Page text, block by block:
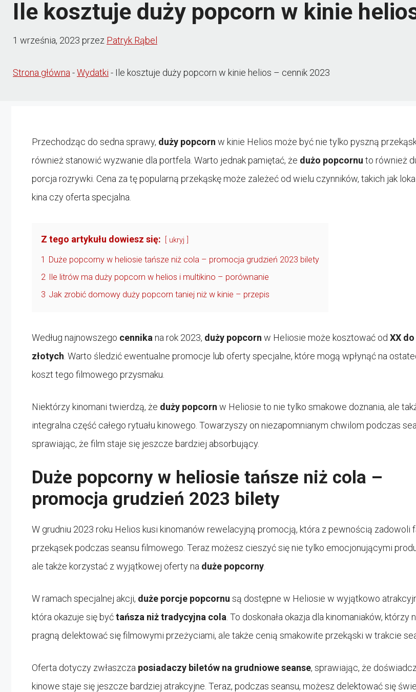
Ile kosztuje duży popcorn w kinie
1 września, 2023 przez Patryk Rąbel
Strona główna-Wydatki - Ile kosztuje duży popcorn w kinie helios – cennik 2023
Przechodząc do sedna sprawy, duży popcorn w kinie Helios może być nie tylko pyszną
również stanowić wyzwanie dla portfela. Warto jednak pamiętać, że dużo popcornu to również
porcja rozrywki. Cena za tę popularną przekąskę może zależeć od wielu czynników, takich jak
kina czy oferta specjalna.
Z tego artykułu dowiesz się: ukryj
1 Duże popcorny w heliosie tańsze niż cola – promocja grudzień 2023 bilety
2 Ile litrów ma duży popcorn w helios i multikino – porównanie
3 Jak zrobić domowy duży popcorn taniej niż w kinie – przepis
Według najnowszego cennika na rok 2023, duży popcorn w Heliosie może kosztować od XX do
złotych . Warto śledzić ewentualne promocje lub oferty specjalne, które mogą wpłynąć na
koszt tego filmowego przysmaku.
Niektórzy kinomani twierdzą, że duży popcorn w Heliosie to nie tylko smakowe doznania, ale
integralna część całego rytuału kinowego. Towarzyszy on niezapomnianym chwilom podczas
sprawiając, że film staje się jeszcze bardziej absorbujący.
Duże popcorny w heliosie tańsze niż cola –
promocja grudzień 2023 bilety
W grudniu 2023 roku Helios kusi kinomanów rewelacyjną promocją, która z pewnością zadowoli
przekąsek podczas seansu filmowego. Teraz możesz cieszyć się nie tylko emocjonującymi
ale także korzystać z wyjątkowej oferty na duże popcorny
W ramach specjalnej akcji, duże porcje popcornu są dostępne w Heliosie w wyjątkowo
która okazuje się byćtańsza niż tradycyjna cola . To doskonała okazja dla kinomaniaków, którzy
pragną delektować się filmowymi przeżyciami, ale także cenią smakowite przekąski w trakcie
Oferta dotyczy zwłaszcza posiadaczy biletów na grudniowe seanse, sprawiając, że
kinowe staje się jeszcze bardziej atrakcyjne. Teraz, podczas seansu, możesz delektować się